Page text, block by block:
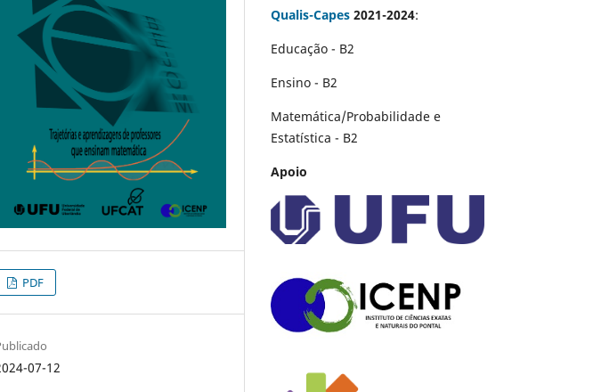
PDF
07-12
Qualis-Capes 2021-2024:
Educação - B2
Ensino - B2
Matemática/Probabilidade e
Estatística - B2
Apoio